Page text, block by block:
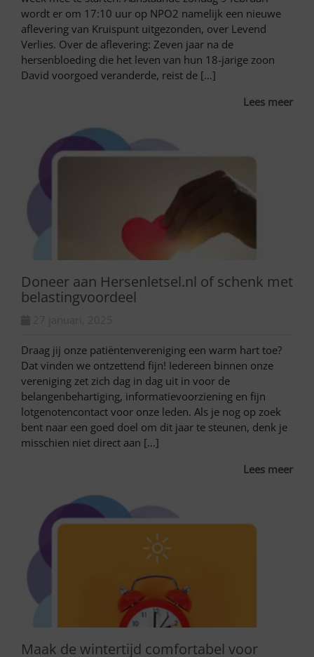
wordt er om 17:10 uur op NPO2 namelijk een nieuwe
aflevering van Kruispunt uitgezonden, over Levend
Verlies. Over de aflevering: Zeven jaar na de
hersenbloeding die het leven van hun 18-jarige zoon
David voorgoed veranderde, reist de […]
Lees meer
Doneer aan Hersenletsel.nl of schenk met
belastingvoordeel
Draag jij onze patiëntenvereniging een warm hart toe?
Dat vinden we ontzettend fijn! Iedereen binnen onze
vereniging zet zich dag in dag uit in voor de
belangenbehartiging, informatievoorziening en fijn
lotgenotencontact voor onze leden. Als je nog op zoek
bent naar een goed doel om dit jaar te steunen, denk je
misschien niet direct aan […]
Lees meer
Maak de wintertijd comfortabel voor